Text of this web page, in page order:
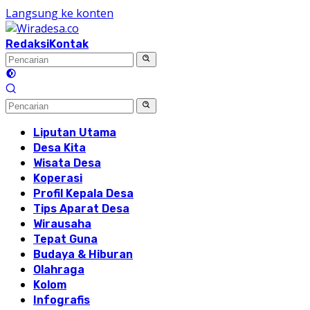
Langsung ke konten
RedaksiKontak
Liputan Utama
Desa Kita
Wisata Desa
Koperasi
Profil Kepala Desa
Tips Aparat Desa
Wirausaha
Tepat Guna
Budaya & Hiburan
Olahraga
Kolom
Infografis